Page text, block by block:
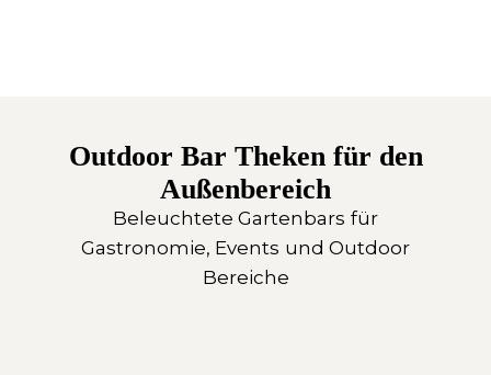
Outdoor Bar Theken für den
Außenbereich
Beleuchtete Gartenbars für
Gastronomie, Events und Outdoor
Bereiche